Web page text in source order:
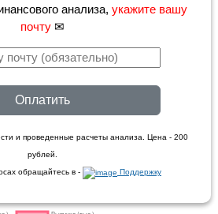
анализа, укажите вашу
почту ✉
Оплатить
и проведенные расчеты анализа. Цена - 200
рублей.
обращайтесь в - Поддержку